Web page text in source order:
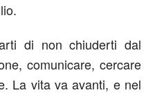
di non chiuderti dal
comunicare, cercare
La vita va avanti, e nel